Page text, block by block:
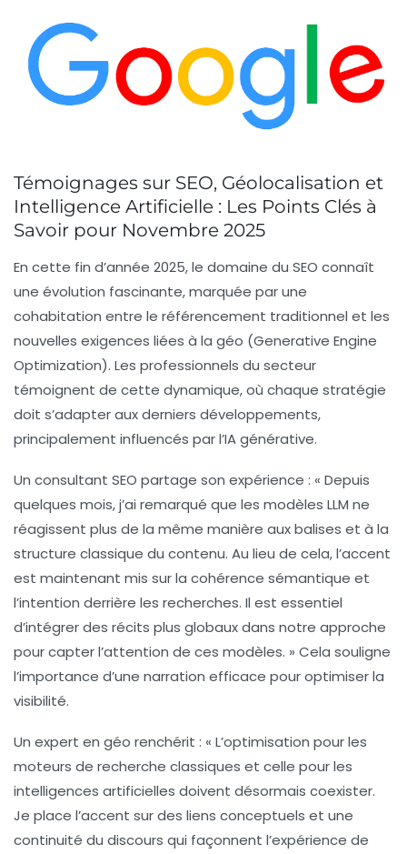
Témoignages sur SEO, Géolocalisation et
Intelligence Artificielle : Les Points Clés à
Savoir pour Novembre 2025
En cette fin d’année 2025, le domaine du SEO connaît
une évolution fascinante, marquée par une
cohabitation entre le référencement traditionnel et les
nouvelles exigences liées à la géo (Generative Engine
Optimization). Les professionnels du secteur
témoignent de cette dynamique, où chaque stratégie
doit s’adapter aux derniers développements,
principalement influencés par l’IA générative.
Un consultant SEO partage son expérience : « Depuis
quelques mois, j’ai remarqué que les modèles LLM ne
réagissent plus de la même manière aux balises et à la
structure classique du contenu. Au lieu de cela, l’accent
est maintenant mis sur la cohérence sémantique et
l’intention derrière les recherches. Il est essentiel
d’intégrer des récits plus globaux dans notre approche
pour capter l’attention de ces modèles. » Cela souligne
l’importance d’une narration efficace pour optimiser la
visibilité.
Un expert en géo renchérit : « L’optimisation pour les
moteurs de recherche classiques et celle pour les
intelligences artificielles doivent désormais coexister.
Je place l’accent sur des liens conceptuels et une
continuité du discours qui façonnent l’expérience de